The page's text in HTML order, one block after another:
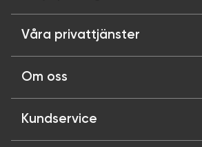
Våra privattjänster
Om oss
Kundservice